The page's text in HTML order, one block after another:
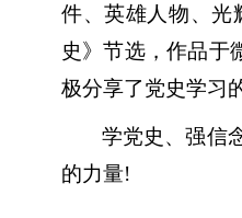
件、英雄人物、光
史》节选，作品于
极分享了党史学习
学党史、强信
的力量!